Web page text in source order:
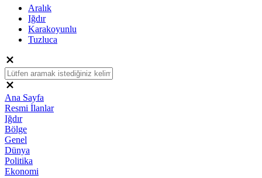
Aralık
Iğdır
Karakoyunlu
Tuzluca
Ana Sayfa
Resmi İlanlar
Iğdır
Bölge
Genel
Dünya
Politika
Ekonomi